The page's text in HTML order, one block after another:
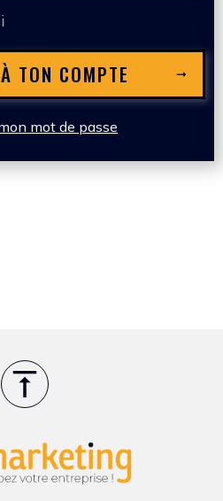
TON COMPTE
mot de passe